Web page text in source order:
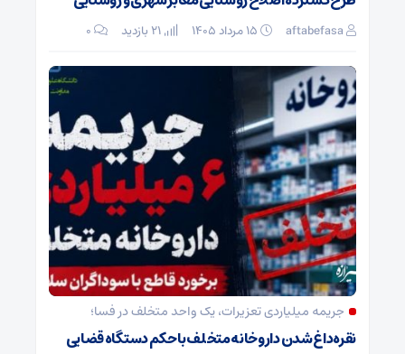
aftabefasa ۰
جریمه میلیاردی تعزیرات، یک واحد متخلف در فسا؛
نقره‌داغ شدن داروخانه متخلف با حکم دستگاه قضایی